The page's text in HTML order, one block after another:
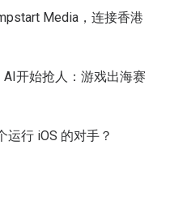
Media，连接香港
开始抢人：游戏出海赛
行 iOS 的对手？